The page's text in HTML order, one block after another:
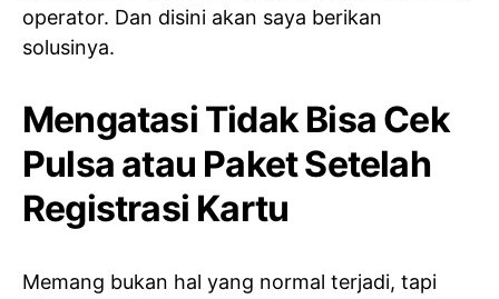
operator. Dan disini akan saya berikan
solusinya.
Mengatasi Tidak Bisa Cek
Pulsa atau Paket Setelah
Registrasi Kartu
Memang bukan hal yang normal terjadi, tapi